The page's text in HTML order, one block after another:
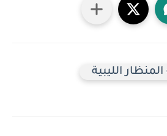
الليبية